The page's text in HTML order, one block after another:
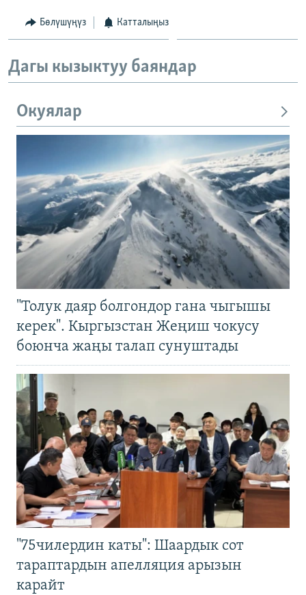
Бөлүшүңүз Катталыңыз
Дагы кызыктуу баяндар
Окуялар
"Толук даяр болгондор гана чыгышы
керек". Кыргызстан Жеңиш чокусу
боюнча жаңы талап сунуштады
"75чилердин каты": Шаардык сот
тараптардын апелляция арызын
карайт